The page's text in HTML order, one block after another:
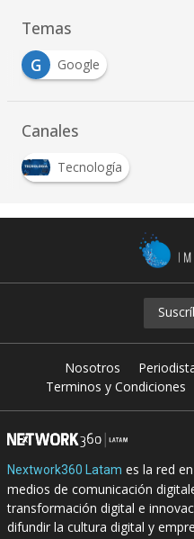
Temas
G
Google
Canales
Tecnología
Nosotros
Terminos y Condiciones
Nextwork360 Latam es la red
medios de comunicación
transformación digital e
difundir la cultura digital y